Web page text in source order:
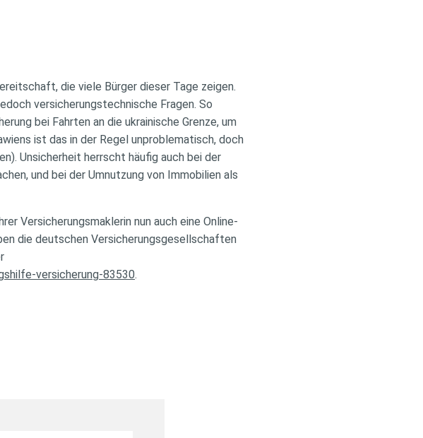
die viele Bürger dieser Tage zeigen.
versicherungstechnische Fragen. So
bei Fahrten an die ukrainische Grenze, um
ist das in der Regel unproblematisch, doch
Unsicherheit herrscht häufig auch bei der
und bei der Umnutzung von Immobilien als
Versicherungsmaklerin nun auch eine Online-
die deutschen Versicherungsgesellschaften
versicherung-83530.